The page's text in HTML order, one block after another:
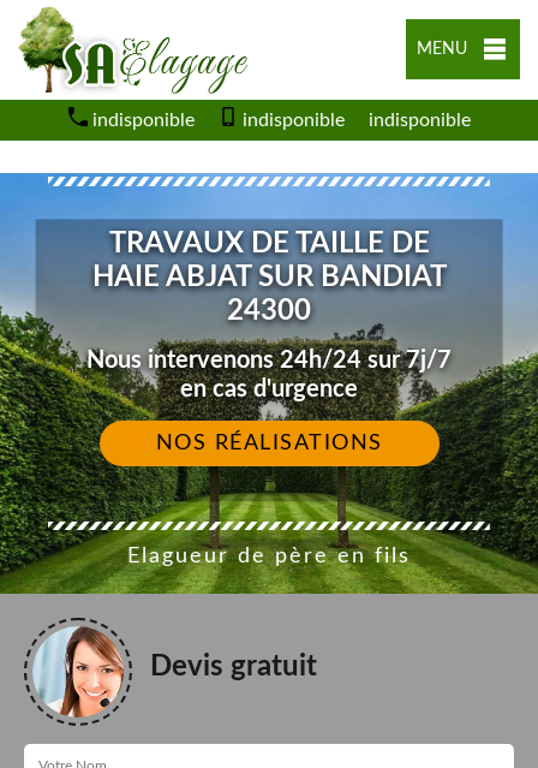
MENU
indisponible indisponible indisponible
TRAVAUX DE TAILLE DE
HAIE ABJAT SUR BANDIAT
24300
Nous intervenons 24h/24 sur 7j/7
en cas d'urgence
NOS RÉALISATIONS
Elagueur de père en fils
Devis gratuit